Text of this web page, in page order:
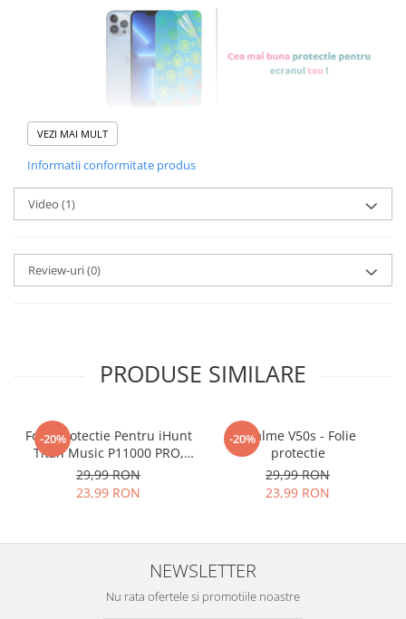
Foliile noastre sunt
tu.
Materialul folosit in
esteNano Glass flexibil.
AcestagaranteazacaNU SE
SPARGE in mii de cioburi
ascutite si periculoase.
zgarieturi si spargere, ci si
INTARESTE ecranul!
Folia avand rezistenta 9H la
VEZI MAI MULT
Informatii conformitate produs
Video (1)
Review-uri(0)
PRODUSE SIMILARE
-20%
Folie Protectie Pentru iHunt
Titan Music P11000 PRO,
VDOO
29,99 RON
23,99 RON
-20%
Realme V50s - Folie
protectie
29,99 RON
23,99 RON
NEWSLETTER
Nu rata ofertele si promotiile noastre